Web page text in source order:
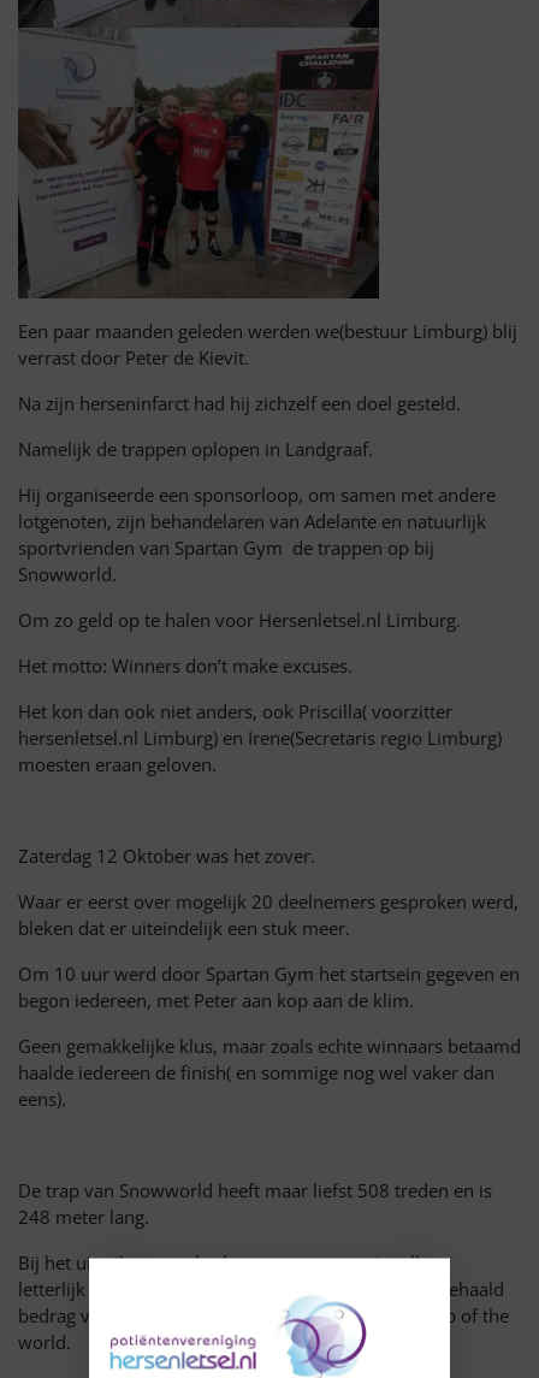
Een paar maanden geleden werden we(bestuur Limburg) blij
verrast door Peter de Kievit.
Na zijn herseninfarct had hij zichzelf een doel gesteld.
Namelijk de trappen oplopen in Landgraaf.
Hij organiseerde een sponsorloop, om samen met andere
lotgenoten, zijn behandelaren van Adelante en natuurlijk
sportvrienden van Spartan Gym de trappen op bij
Snowworld.
Om zo geld op te halen voor Hersenletsel.nl Limburg.
Het motto: Winners don’t make excuses.
Het kon dan ook niet anders, ook Priscilla( voorzitter
hersenletsel.nl Limburg) en Irene(Secretaris regio Limburg)
moesten eraan geloven.
Zaterdag 12 Oktober was het zover.
Waar er eerst over mogelijk 20 deelnemers gesproken werd,
bleken dat er uiteindelijk een stuk meer.
Om 10 uur werd door Spartan Gym het startsein gegeven en
begon iedereen, met Peter aan kop aan de klim.
Geen gemakkelijke klus, maar zoals echte winnaars betaamd
haalde iedereen de finish( en sommige nog wel vaker dan
eens).
De trap van Snowworld heeft maar liefst 508 treden en is
248 meter lang.
Bij het uitreiken van de cheque waren we niet alleen
letterlijk op de top van Landgraaf maar met een opgehaald
bedrag van 6275.50 voelden we ons eigenlijk ‘on top of the
world.